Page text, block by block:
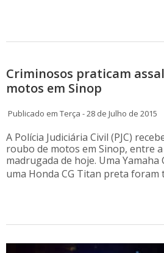
Criminosos praticam
motos em Sinop
Publicado em Terça - 28 de Julho de 2015
A Polícia Judiciária Civil (PJC)
roubo de motos em Sinop, entre
madrugada de hoje. Uma
uma Honda CG Titan preta foram